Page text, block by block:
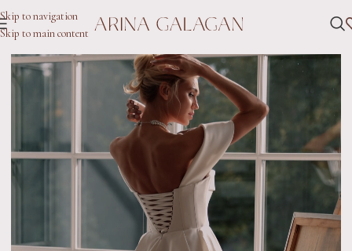
Skip to navigation
Skip to main content